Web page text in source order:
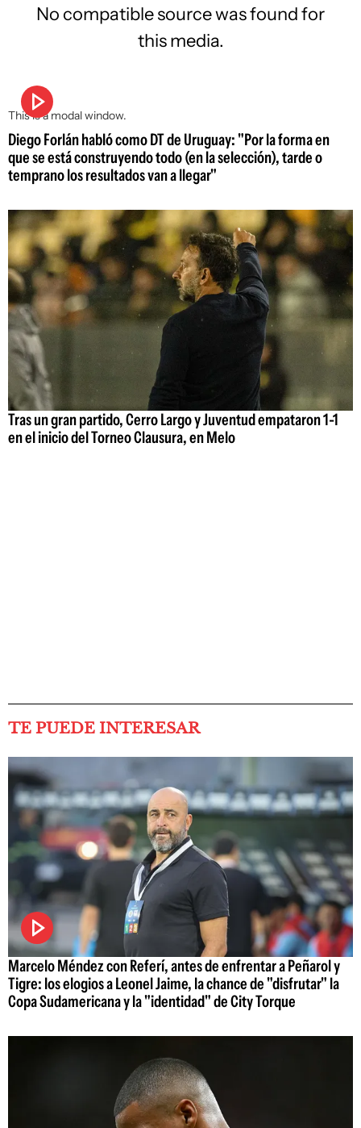
This is a modal window.
No compatible source was found for
this media.
Diego Forlán habló como DT de Uruguay: "Por la forma en
que se está construyendo todo (en la selección), tarde o
temprano los resultados van a llegar"
Tras un gran partido, Cerro Largo y Juventud empataron 1-1
en el inicio del Torneo Clausura, en Melo
TE PUEDE INTERESAR
Marcelo Méndez con Referí, antes de enfrentar a Peñarol y
Tigre: los elogios a Leonel Jaime, la chance de "disfrutar" la
Copa Sudamericana y la "identidad" de City Torque